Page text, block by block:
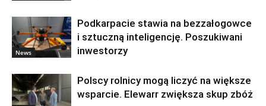
News
Podkarpacie stawia na bezzałogowce
i sztuczną inteligencję. Poszukiwani
inwestorzy
Polscy rolnicy mogą liczyć na większe
wsparcie. Elewarr zwiększa skup zbóż